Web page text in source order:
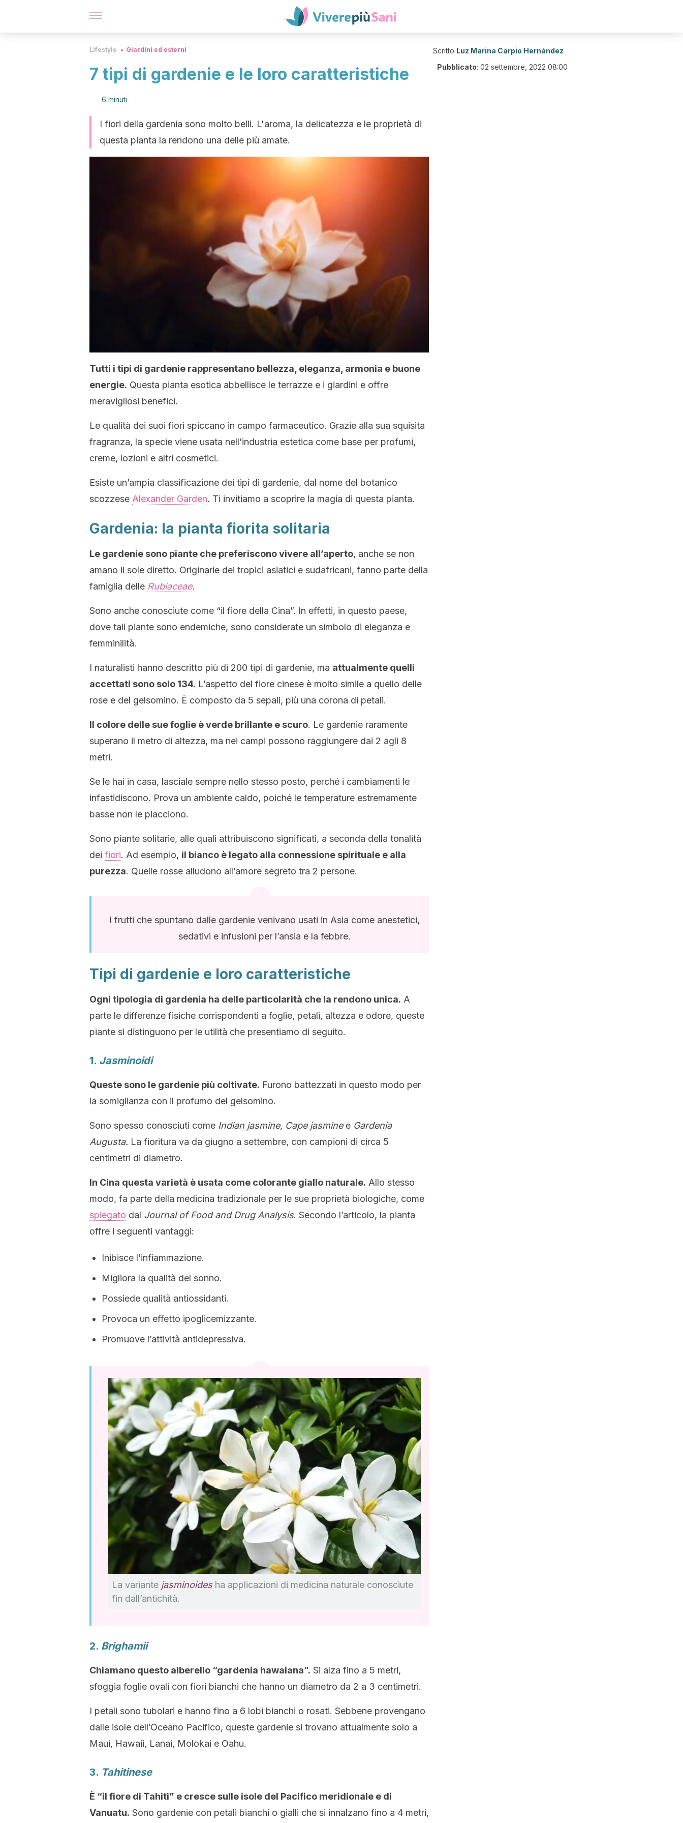
Lifestyle Giardini ed esterni
7 tipi di gardenie e le loro caratteristiche
6 minuti
I fiori della gardenia sono molto belli. L'aroma, la delicatezza e le proprietà di
questa pianta la rendono una delle più amate.
Tutti i tipi di gardenie rappresentano bellezza, eleganza, armonia e buone
energie. Questa pianta esotica abbellisce le terrazze e i giardini e offre
meravigliosi benefici.
Le qualità dei suoi fiori spiccano in campo farmaceutico. Grazie alla sua squisita
fragranza, la specie viene usata nell’industria estetica come base per profumi,
creme, lozioni e altri cosmetici.
Esiste un’ampia classificazione dei tipi di gardenie, dal nome del botanico
scozzese Alexander Garden. Ti invitiamo a scoprire la magia di questa pianta.
Gardenia: la pianta fiorita solitaria
Le gardenie sono piante che preferiscono vivere all’aperto, anche se non
amano il sole diretto. Originarie dei tropici asiatici e sudafricani, fanno parte della
famiglia delle Rubiaceae.
Sono anche conosciute come “il fiore della Cina”. In effetti, in questo paese,
dove tali piante sono endemiche, sono considerate un simbolo di eleganza e
femminilità.
I naturalisti hanno descritto più di 200 tipi di gardenie, ma attualmente quelli
accettati sono solo 134. L’aspetto del fiore cinese è molto simile a quello delle
rose e del gelsomino. È composto da 5 sepali, più una corona di petali.
Il colore delle sue foglie è verde brillante e scuro. Le gardenie raramente
superano il metro di altezza, ma nei campi possono raggiungere dai 2 agli 8
metri.
Se le hai in casa, lasciale sempre nello stesso posto, perché i cambiamenti le
infastidiscono. Prova un ambiente caldo, poiché le temperature estremamente
basse non le piacciono.
Sono piante solitarie, alle quali attribuiscono significati, a seconda della tonalità
dei fiori. Ad esempio, il bianco è legato alla connessione spirituale e alla
purezza. Quelle rosse alludono all’amore segreto tra 2 persone.
I frutti che spuntano dalle gardenie venivano usati in Asia come anestetici,
sedativi e infusioni per l’ansia e la febbre.
Tipi di gardenie e loro caratteristiche
Ogni tipologia di gardenia ha delle particolarità che la rendono unica. A
parte le differenze fisiche corrispondenti a foglie, petali, altezza e odore, queste
piante si distinguono per le utilità che presentiamo di seguito.
1. Jasminoidi
Queste sono le gardenie più coltivate. Furono battezzati in questo modo per
la somiglianza con il profumo del gelsomino.
Sono spesso conosciuti come Indian jasmine, Cape jasminee Gardenia
Augusta. La fioritura va da giugno a settembre, con campioni di circa 5
centimetri di diametro.
In Cina questa varietà è usata come colorante giallo naturale. Allo stesso
modo, fa parte della medicina tradizionale per le sue proprietà biologiche, come
spiegato dal Journal of Food and Drug Analysis. Secondo l’articolo, la pianta
offre i seguenti vantaggi:
Inibisce l’infiammazione.
Migliora la qualità del sonno.
Possiede qualità antiossidanti.
Provoca un effetto ipoglicemizzante.
Promuove l’attività antidepressiva.
La variante jasminoidesha applicazioni di medicina naturale conosciute
fin dall’antichità.
2. Brighamii
Chiamano questo alberello “gardenia hawaiana”. Si alza fino a 5 metri,
sfoggia foglie ovali con fiori bianchi che hanno un diametro da 2 a 3 centimetri.
I petali sono tubolari e hanno fino a 6 lobi bianchi o rosati. Sebbene provengano
dalle isole dell’Oceano Pacifico, queste gardenie si trovano attualmente solo a
Maui, Hawaii, Lanai, Molokai e Oahu.
3. Tahitinese
È “il fiore di Tahiti” e cresce sulle isole del Pacifico meridionale e di
Vanuatu. Sono gardenie con petali bianchi o gialli che si innalzano fino a 4 metri,
Scritto Luz Marina Carpio Hernández
Pubblicato: 02 settembre, 2022 08:00